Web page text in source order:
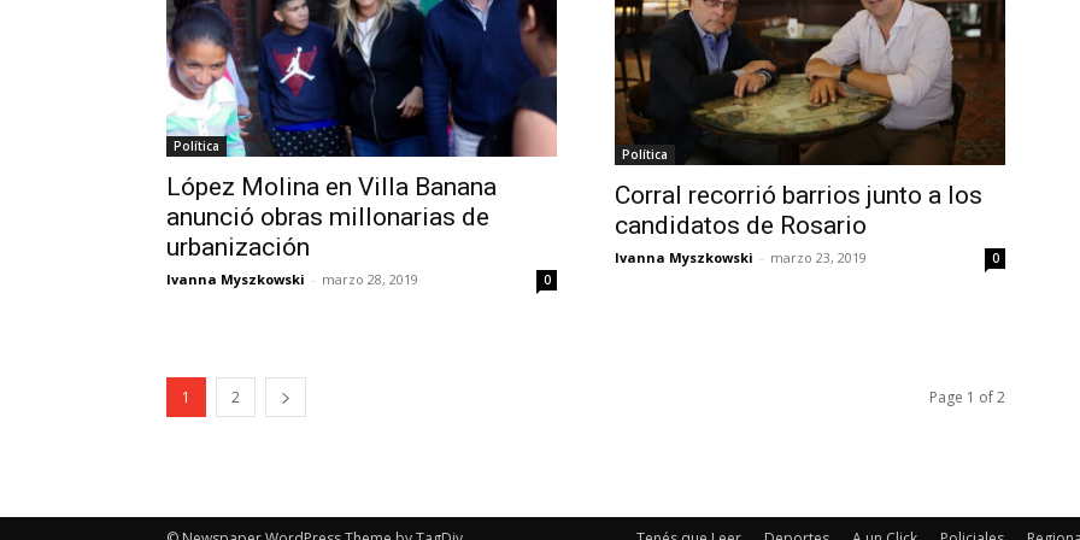
Política
López Molina en Villa Banana
anunció obras millonarias de
urbanización
Ivanna Myszkowski - marzo 28, 2019 0
Política
Corral recorrió barrios junto a los
candidatos de Rosario
Ivanna Myszkowski - marzo 23, 2019 0
1 2 Page 1 of 2